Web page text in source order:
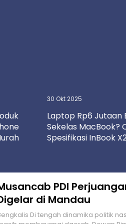
30 Okt 2025
Laptop Rp6 Jutaan
Sekelas MacBook?
Spesifikasi InBook
PDI
di Mandau
Di tengah dinamika politik nasional dan tekanan fiskal yang